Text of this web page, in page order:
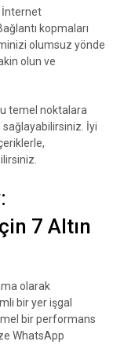
İnternet
kopmaları
olumsuz yönde
olun ve
temel noktalara
İyi
7 Altın
olarak
bir yer işgal
bir performans
WhatsApp